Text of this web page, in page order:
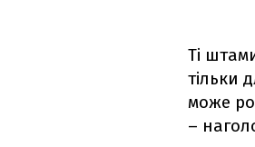
Ті
тільки
може
–